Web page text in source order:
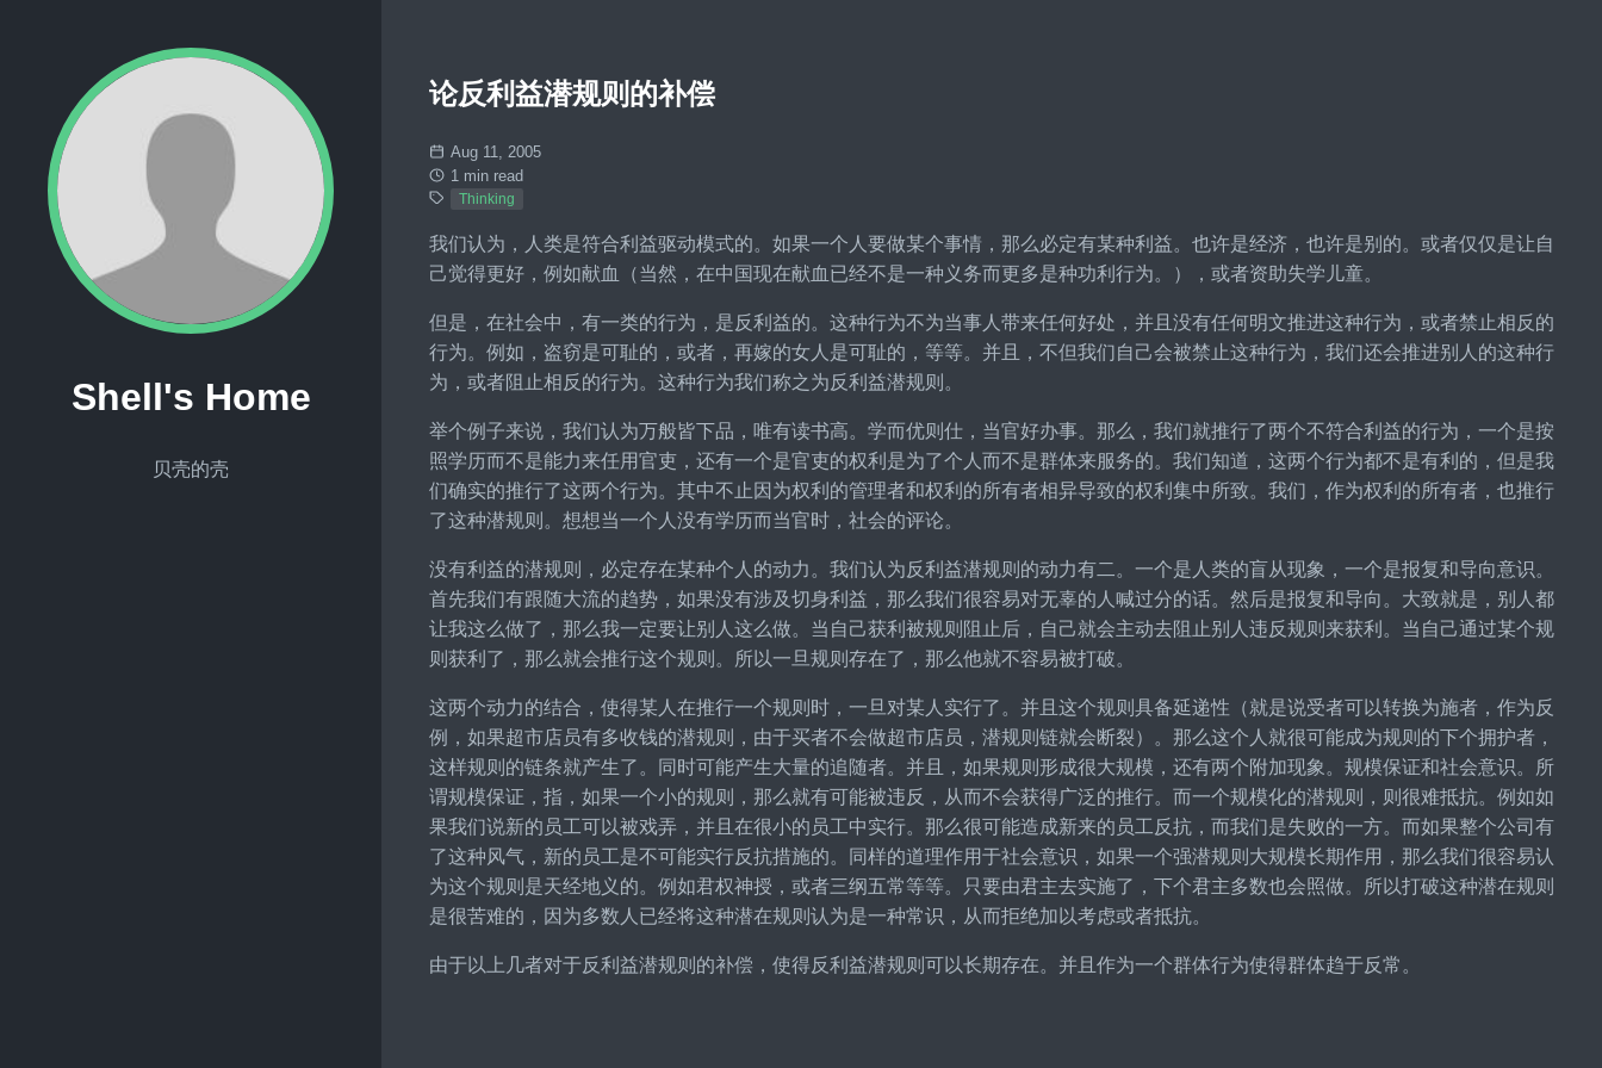
Shell's Home
贝壳的壳
论反利益潜规则的补偿
Aug 11, 2005
1 min read
Thinking
我们认为，人类是符合利益驱动模式的。如果一个人要做某个事情，那么必定有某种利益。也许是经济，也许是别的。或者仅仅是让自
己觉得更好，例如献血（当然，在中国现在献血已经不是一种义务而更多是种功利行为。），或者资助失学儿童。
但是，在社会中，有一类的行为，是反利益的。这种行为不为当事人带来任何好处，并且没有任何明文推进这种行为，或者禁止相反的
行为。例如，盗窃是可耻的，或者，再嫁的女人是可耻的，等等。并且，不但我们自己会被禁止这种行为，我们还会推进别人的这种行
为，或者阻止相反的行为。这种行为我们称之为反利益潜规则。
举个例子来说，我们认为万般皆下品，唯有读书高。学而优则仕，当官好办事。那么，我们就推行了两个不符合利益的行为，一个是按
照学历而不是能力来任用官吏，还有一个是官吏的权利是为了个人而不是群体来服务的。我们知道，这两个行为都不是有利的，但是我
们确实的推行了这两个行为。其中不止因为权利的管理者和权利的所有者相异导致的权利集中所致。我们，作为权利的所有者，也推行
了这种潜规则。想想当一个人没有学历而当官时，社会的评论。
没有利益的潜规则，必定存在某种个人的动力。我们认为反利益潜规则的动力有二。一个是人类的盲从现象，一个是报复和导向意识。
首先我们有跟随大流的趋势，如果没有涉及切身利益，那么我们很容易对无辜的人喊过分的话。然后是报复和导向。大致就是，别人都
让我这么做了，那么我一定要让别人这么做。当自己获利被规则阻止后，自己就会主动去阻止别人违反规则来获利。当自己通过某个规
则获利了，那么就会推行这个规则。所以一旦规则存在了，那么他就不容易被打破。
这两个动力的结合，使得某人在推行一个规则时，一旦对某人实行了。并且这个规则具备延递性（就是说受者可以转换为施者，作为反
例，如果超市店员有多收钱的潜规则，由于买者不会做超市店员，潜规则链就会断裂）。那么这个人就很可能成为规则的下个拥护者，
这样规则的链条就产生了。同时可能产生大量的追随者。并且，如果规则形成很大规模，还有两个附加现象。规模保证和社会意识。所
谓规模保证，指，如果一个小的规则，那么就有可能被违反，从而不会获得广泛的推行。而一个规模化的潜规则，则很难抵抗。例如如
果我们说新的员工可以被戏弄，并且在很小的员工中实行。那么很可能造成新来的员工反抗，而我们是失败的一方。而如果整个公司有
了这种风气，新的员工是不可能实行反抗措施的。同样的道理作用于社会意识，如果一个强潜规则大规模长期作用，那么我们很容易认
为这个规则是天经地义的。例如君权神授，或者三纲五常等等。只要由君主去实施了，下个君主多数也会照做。所以打破这种潜在规则
是很苦难的，因为多数人已经将这种潜在规则认为是一种常识，从而拒绝加以考虑或者抵抗。
由于以上几者对于反利益潜规则的补偿，使得反利益潜规则可以长期存在。并且作为一个群体行为使得群体趋于反常。